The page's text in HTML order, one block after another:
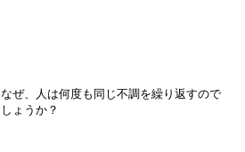
なぜ、人は何度も同じ不調を繰り返すので
しょうか？